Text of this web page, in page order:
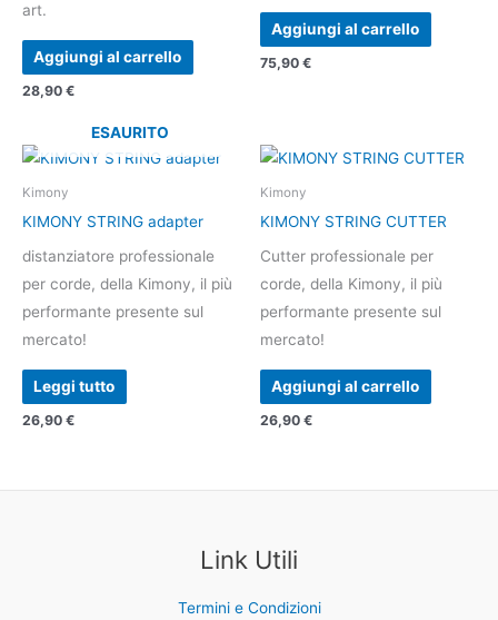
art.
Aggiungi al carrello
28,90 €
Aggiungi al carrello
75,90 €
ESAURITO
Kimony
KIMONY STRING adapter
distanziatore professionale
per corde, della Kimony, il più
performante presente sul
mercato!
Leggi tutto
26,90 €
Kimony
KIMONY STRING CUTTER
Cutter professionale per
corde, della Kimony, il più
performante presente sul
mercato!
Aggiungi al carrello
26,90 €
Link Utili
Termini e Condizioni